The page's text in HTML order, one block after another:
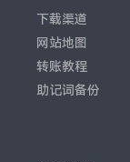
下载渠道
网站地图
转账教程
助记词备份